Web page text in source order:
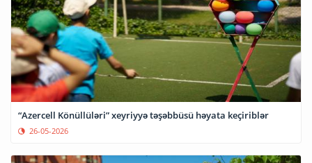
“Azercell Könüllüləri” xeyriyyə təşəbbüsü həyata keçiriblər
26-05-2026